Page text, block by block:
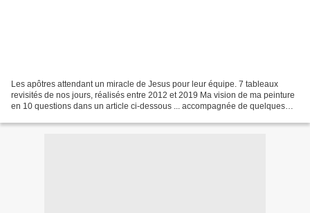
Les apôtres attendant un miracle de Jesus pour leur équipe. 7 tableaux
revisités de nos jours, réalisés entre 2012 et 2019 Ma vision de ma peinture
en 10 questions dans un article ci-dessous ... accompagnée de quelques